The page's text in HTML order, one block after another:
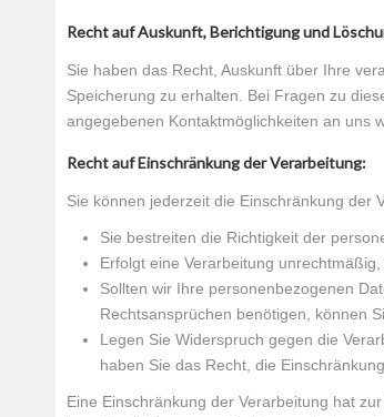
Recht auf Auskunft, Berichtigung und
Sie haben das Recht, Auskunft über Ihre
Speicherung zu erhalten. Bei Fragen zu
angegebenen Kontaktmöglichkeiten an uns
Recht auf Einschränkung der Verarbeitung:
Sie können jederzeit die Einschränkung der
Sie bestreiten die Richtigkeit der
Erfolgt eine Verarbeitung
Sollten wir Ihre personenbezogenen
Rechtsansprüchen benötigen, können
Legen Sie Widerspruch gegen die
haben Sie das Recht, die
Eine Einschränkung der Verarbeitung hat